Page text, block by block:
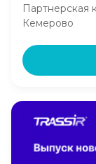
Партнерская
Кемерово